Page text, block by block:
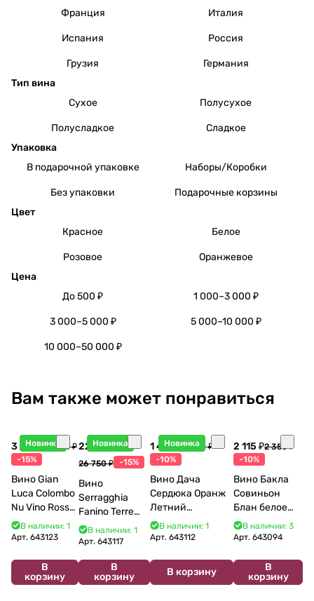
Франция
Италия
Испания Россия
Грузия
Германия
Тип вина
Сухое
Полусухое
Полусладкое
Сладкое
Упаковка
В подарочной упаковке
Наборы/Коробки
Без упаковки
Подарочные корзины
Цвет
Красное
Белое
Розовое
Оранжевое
Цена
До 500 ₽
1 000–3 000 ₽
3 000–5 000 ₽ 5 000–10 000 ₽
10 000–50 000 ₽
Вам также может понравиться
Новинка
3 998 ₽4 704 ₽
-15%
Вино Gian
Luca Colombo
Nu Vino Rosso
2025 750 мл
В наличии: 1
Арт. 643123
В
корзину
Новинка
22 738 ₽
26 750 ₽ -15%
Вино
Serragghia
Fanino Terre
Siciliane IGP
2022 750 мл
В наличии: 1
Арт.643117
В
корзину
Новинка
1 440 ₽1 600 ₽
-10%
Вино Дача
Сердюка Оранж
Летний
Сибирьковый
2024 750 мл
В наличии: 1
Арт. 643112
В корзину
2 115 ₽2 350 ₽
-10%
Вино Бакла
Совиньон
Блан белое
сухое 750 мл
12%
В наличии: 3
Арт.643094
В
корзину